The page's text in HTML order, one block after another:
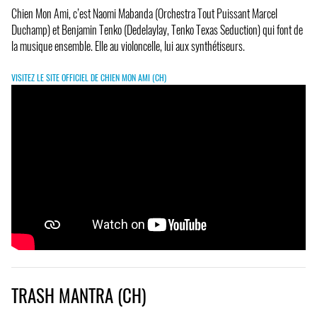
Chien Mon Ami, c’est Naomi Mabanda (Orchestra Tout Puissant Marcel
Duchamp) et Benjamin Tenko (Dedelaylay, Tenko Texas Seduction) qui font de
la musique ensemble. Elle au violoncelle, lui aux synthétiseurs.
VISITEZ LE SITE OFFICIEL DE CHIEN MON AMI (CH)
TRASH MANTRA (CH)